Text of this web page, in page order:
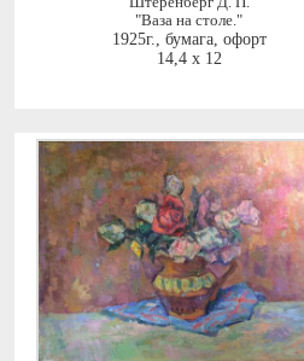
"Ваза на столе."
1925г., бумага, офорт
14,4 x 12